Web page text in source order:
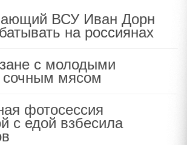
ВСУ Иван Дорн
на россиянах
с молодыми
мясом
фотосессия
с едой взбесила